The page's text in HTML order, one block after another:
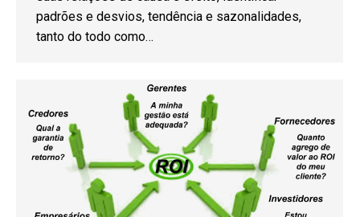
padrões e desvios, tendência e sazonalidades,
tanto do todo como…